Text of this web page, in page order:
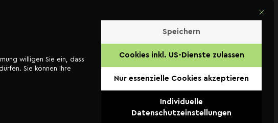
Mit
willigen Sie ein, dass
Sie können Ihre
Speichern
Cookies inkl. US-Dienste zulassen
Nur essenzielle Cookies akzeptieren
Individuelle
Datenschutzeinstellungen